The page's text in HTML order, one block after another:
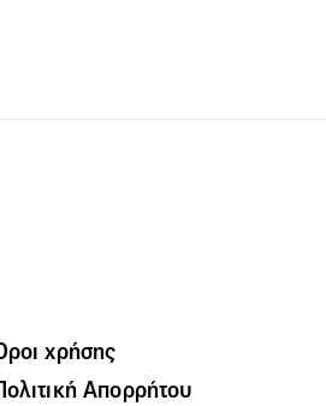
χρήσης
Απορρήτου